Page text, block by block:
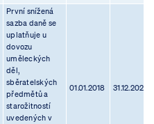
První snížená
sazba daně se
uplatňuje u
dovozu
uměleckých
děl,
sběratelských
předmětů a
starožitností
uvedených v
01.01.2018 31.12.2023